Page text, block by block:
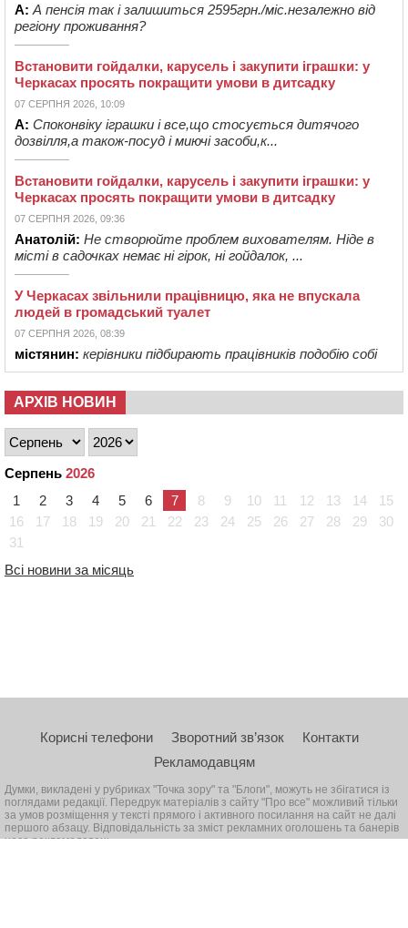
А: А пенсія так і залишиться 2595грн./міс.незалежно від
регіону проживання?
Встановити гойдалки, карусель і закупити іграшки: у
Черкасах просять покращити умови в дитсадку
07 СЕРПНЯ 2026, 10:09
А: Споконвіку іграшки і все,що стосується дитячого
дозвілля,а також-посуд і миючі засоби,к...
Встановити гойдалки, карусель і закупити іграшки: у
Черкасах просять покращити умови в дитсадку
07 СЕРПНЯ 2026, 09:36
Анатолій: Не створюйте проблем вихователям. Ніде в
місті в садочках немає ні гірок, ні гойдалок, ...
У Черкасах звільнили працівницю, яка не впускала
людей в громадський туалет
07 СЕРПНЯ 2026, 08:39
містянин: керівники підбирають працівників подобію собі
АРХІВ НОВИН
Серпень 2026
1
2 3 4 5 6 7 8 9 10 11 12 13 14
15
16
17 18 19 20 21 22 23 24 25 26 27 28 29
30
31
Всі новини за місяць
Корисні телефони Зворотний зв’язок
Контакти
Рекламодавцям
Думки, викладені у рубриках "Точка зору" та "Блоги", можуть не збігатися із
поглядами редакції. Передрук матеріалів з сайту "Про все" можливий тільки
за умов розміщення у тексті прямого і активного посилання на сайт не далі
першого абзацу. Відповідальність за зміст рекламних оголошень та банерів
несе рекламодавець